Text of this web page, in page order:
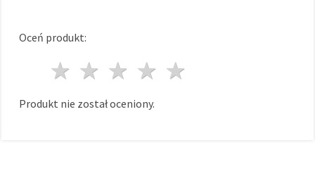
Oceń produkt:
4 gwiazdy
3 gwiazdy
2 gwiazdy
1 gwiazda
Produkt nie został oceniony.